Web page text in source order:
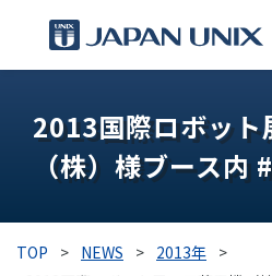
IPC
導入事例
2013国際ロボッ
（株）様ブース
TOP > NEWS > 2013年 >